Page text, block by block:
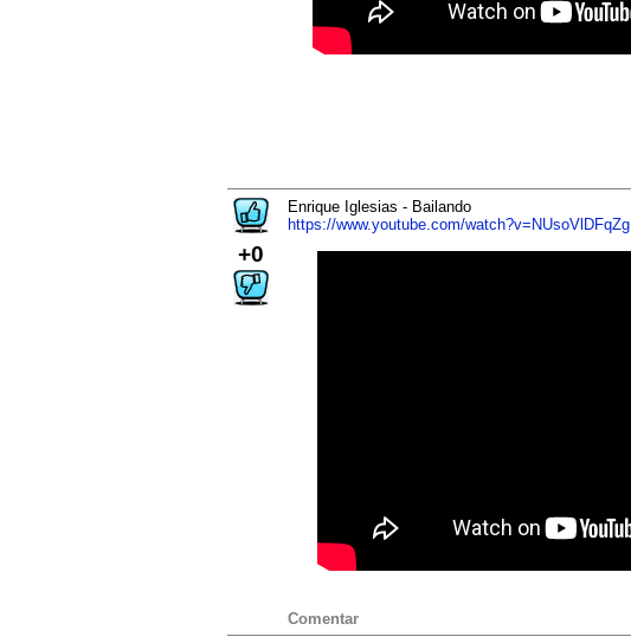
+0
Enrique Iglesias - Bailando
https://www.youtube.com/watch?v=NUsoVlDFqZg
Comentar